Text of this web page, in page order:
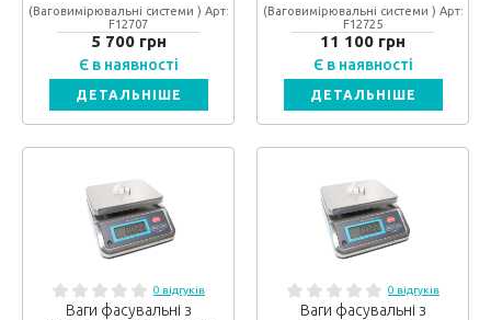
(Ваговимірювальні системи ) Арт:
F12707
5 700 грн
Є в наявності
ДЕТАЛЬНІШЕ
(Ваговимірювальні системи ) Арт:
F12725
11 100 грн
Є в наявності
ДЕТАЛЬНІШЕ
0 відгуків
Ваги фасувальні з
0 відгуків
Ваги фасувальні з